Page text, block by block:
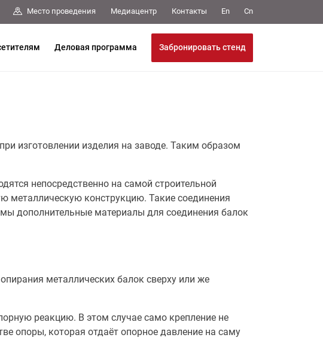
Место проведения Медиацентр Контакты En Cn
Деловая программа Забронировать стенд
изготовлении изделия на заводе. Таким образом
непосредственно на самой строительной
металлическую конструкцию. Такие соединения
дополнительные материалы для соединения балок
металлических балок сверху или же
реакцию. В этом случае само крепление не
опоры, которая отдаёт опорное давление на саму